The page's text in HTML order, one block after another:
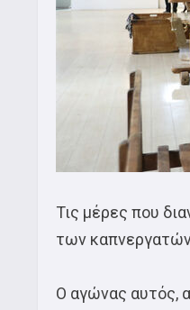
Τις μέρες που
των
Ο αγώνας αυτός,